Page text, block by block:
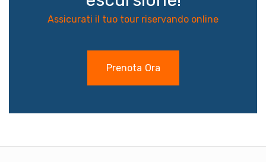
Assicurati il tuo tour riservando online
Prenota Ora